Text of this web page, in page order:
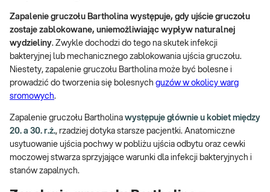
Zapalenie gruczołu Bartholina występuje, gdy ujście gruczołu
zostaje zablokowane, uniemożliwiając wypływ naturalnej
wydzieliny. Zwykle dochodzi do tego na skutek infekcji
bakteryjnej lub mechanicznego zablokowania ujścia gruczołu.
Niestety, zapalenie gruczołu Bartholina może być bolesne i
prowadzić do tworzenia się bolesnych guzów w okolicy warg
sromowych.
Zapalenie gruczołu Bartholina występuje głównie u kobiet między
20. a 30. r.ż., rzadziej dotyka starsze pacjentki. Anatomiczne
usytuowanie ujścia pochwy w pobliżu ujścia odbytu oraz cewki
moczowej stwarza sprzyjające warunki dla infekcji bakteryjnych i
stanów zapalnych.